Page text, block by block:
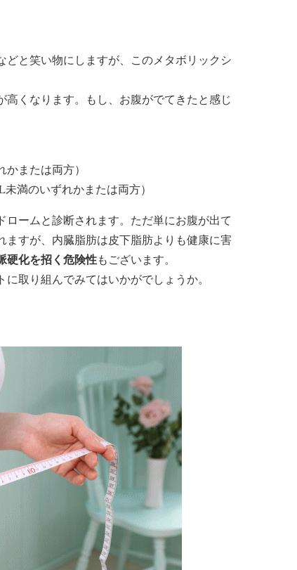
と笑い物にしますが、このメタボリックシ
くなります。もし、お腹がでてきたと感じ
または両方）
満のいずれかまたは両方）
ームと診断されます。ただ単にお腹が出て
すが、内臓脂肪は皮下脂肪よりも健康に害
硬化を招く危険性もございます。
取り組んでみてはいかがでしょうか。